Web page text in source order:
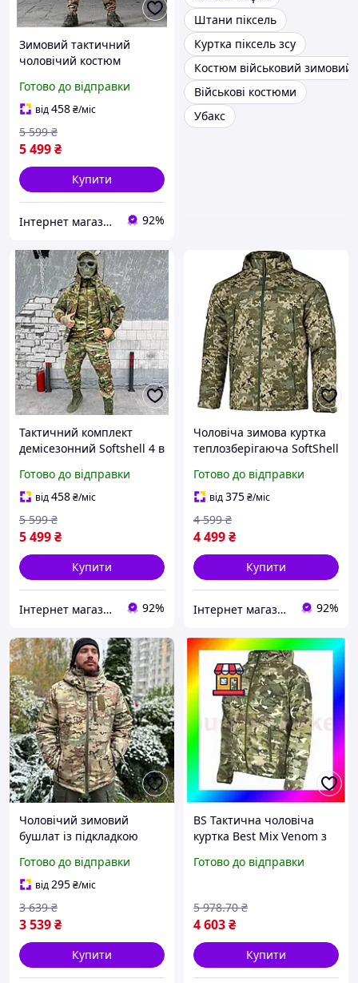
Зимовий тактичний
чоловічий костюм
штани) Мультикам S
Готово до відправки
від458₴/міс
5 499₴
5 599 ₴
Купити
Інтернет магазин livelyshop 92%
Штани піксель
Куртка піксель зсу
Костюм військовий зимовий
Військові костюми
Убакс
Тактичний комплект
демісезонний Softshell 4 в
бейсболка) Мультикам S
Готово до відправки
від458₴/міс
5 499₴
5 599 ₴
Купити
Інтернет магазин livelyshop 92%
Чоловіча зимова куртка
теплозберігаюча SoftShell
капюшоном (Піксель ЗСУ)
S
Готово до відправки
від375₴/міс
4 499₴
4 599 ₴
Купити
Інтернет магазин livelyshop 92%
Чоловічий зимовий
бушлат із підкладкою
Готово до відправки
від295₴/міс
3 539₴
3 639 ₴
Купити
BS Тактична чоловіча
куртка Best Mix Venom з
M BAS77/N
Готово до відправки
4 603₴
5 978.70 ₴
Купити